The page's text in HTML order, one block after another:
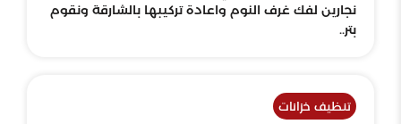
نجارين لفك غرف النوم واعادة تركيبها بالشارقة ونقوم
بتر..
تنظيف خزانات